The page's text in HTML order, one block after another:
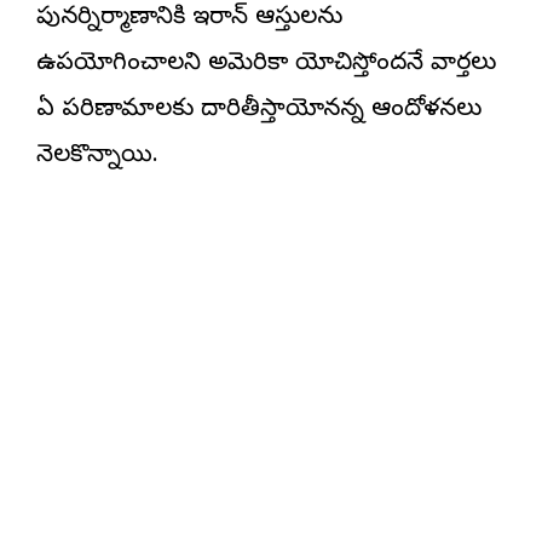
పునర్నిర్మాణానికి ఇరాన్‌ ఆస్తులను
ఉపయోగించాలని అమెరికా యోచిస్తోందనే వార్తలు
ఏ పరిణామాలకు దారితీస్తాయోనన్న ఆందోళనలు
నెలకొన్నాయి.